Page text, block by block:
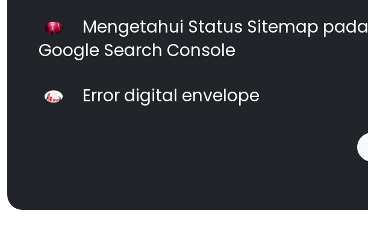
Mengetahui Status Sitemap pada
Google Search Console
Error digital envelope